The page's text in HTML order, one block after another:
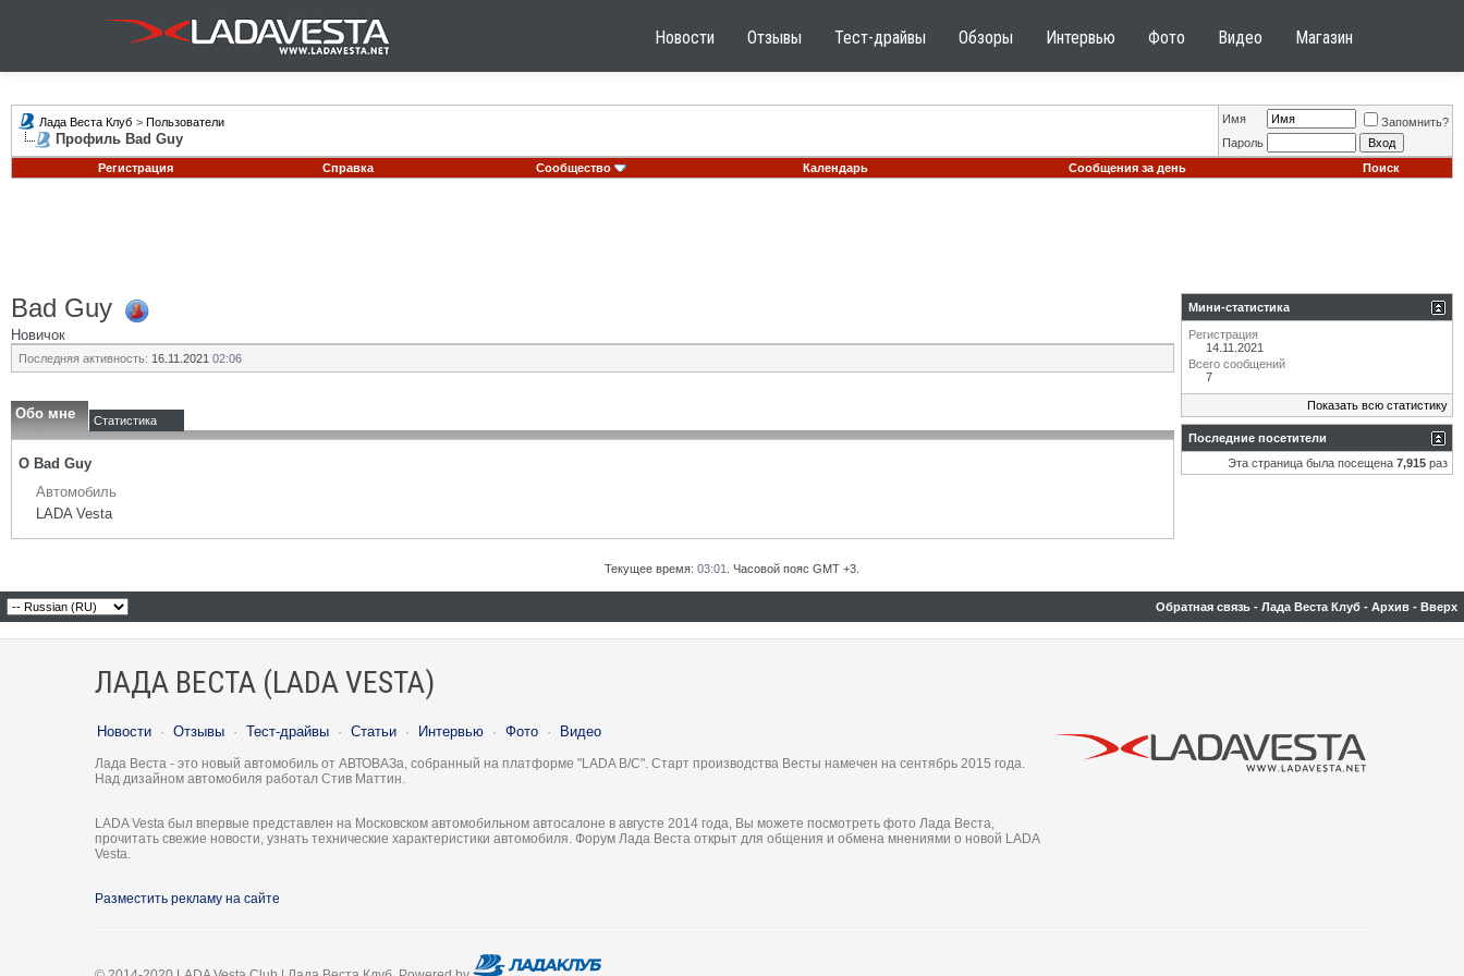
Новости Отзывы Тест-драйвы Обзоры Интервью Фото Видео Магазин
Лада Веста Клуб > Пользователи
Профиль Bad Guy
Имя
Запомнить?
Пароль
Регистрация
Справка Сообщество Календарь Сообщения за день Поиск
Bad Guy
Новичок
Последняя активность: 16.11.2021 02:06
Обо мне Статистика
О Bad Guy
Автомобиль
LADA Vesta
Мини-статистика
Регистрация
14.11.2021
Всего сообщений
7
Показать всю статистику
Последние посетители
Эта страница была посещена 7,915 раз
Текущее время: 03:01 . Часовой пояс GMT +3.
Обратная связь - Лада Веста Клуб - Архив - Вверх
ЛАДА ВЕСТА (LADA VESTA)
Новости · Отзывы · Тест-драйвы · Статьи · Интервью · Фото · Видео
Лада Веста - это новый автомобиль от АВТОВАЗа, собранный на платформе "LADA B/C". Старт производства Весты намечен на сентябрь 2015 года.
Над дизайном автомобиля работал Стив Маттин.
LADA Vesta был впервые представлен на Московском автомобильном автосалоне в августе 2014 года, Вы можете посмотреть фото Лада Веста,
прочитать свежие новости, узнать технические характеристики автомобиля. Форум Лада Веста открыт для общения и обмена мнениями о новой LADA
Vesta.
Разместить рекламу на сайте